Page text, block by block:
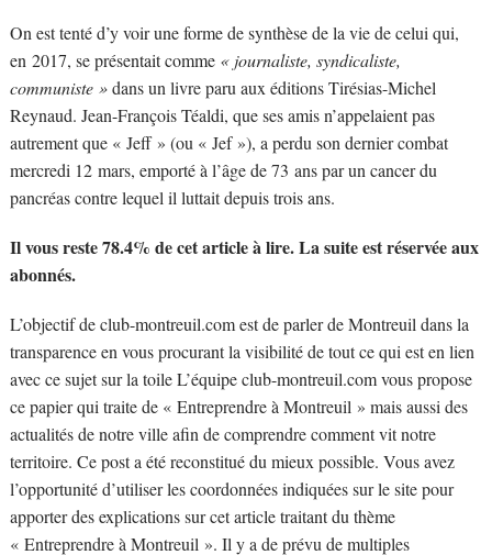
On est tenté d’y voir une forme de synthèse de la vie de celui qui,
en 2017, se présentait comme « journaliste, syndicaliste,
communiste »dans un livre paru aux éditions Tirésias-Michel
Reynaud. Jean-François Téaldi, que ses amis n’appelaient pas
autrement que « Jeff » (ou « Jef »), a perdu son dernier combat
mercredi 12 mars, emporté à l’âge de 73 ans par un cancer du
pancréas contre lequel il luttait depuis trois ans.
Il vous reste 78.4% de cet article à lire. La suite est réservée aux
abonnés.
L’objectif de club-montreuil.com est de parler de Montreuil dans la
transparence en vous procurant la visibilité de tout ce qui est en lien
avec ce sujet sur la toile L’équipe club-montreuil.com vous propose
ce papier qui traite de « Entreprendre à Montreuil » mais aussi des
actualités de notre ville afin de comprendre comment vit notre
territoire. Ce post a été reconstitué du mieux possible. Vous avez
l’opportunité d’utiliser les coordonnées indiquées sur le site pour
apporter des explications sur cet article traitant du thème
« Entreprendre à Montreuil ». Il y a de prévu de multiples